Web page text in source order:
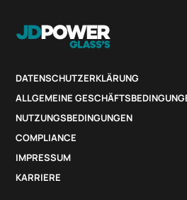
DATENSCHUTZERKLÄRUNG
ALLGEMEINE
NUTZUNGSBEDINGUNGEN
COMPLIANCE
IMPRESSUM
KARRIERE